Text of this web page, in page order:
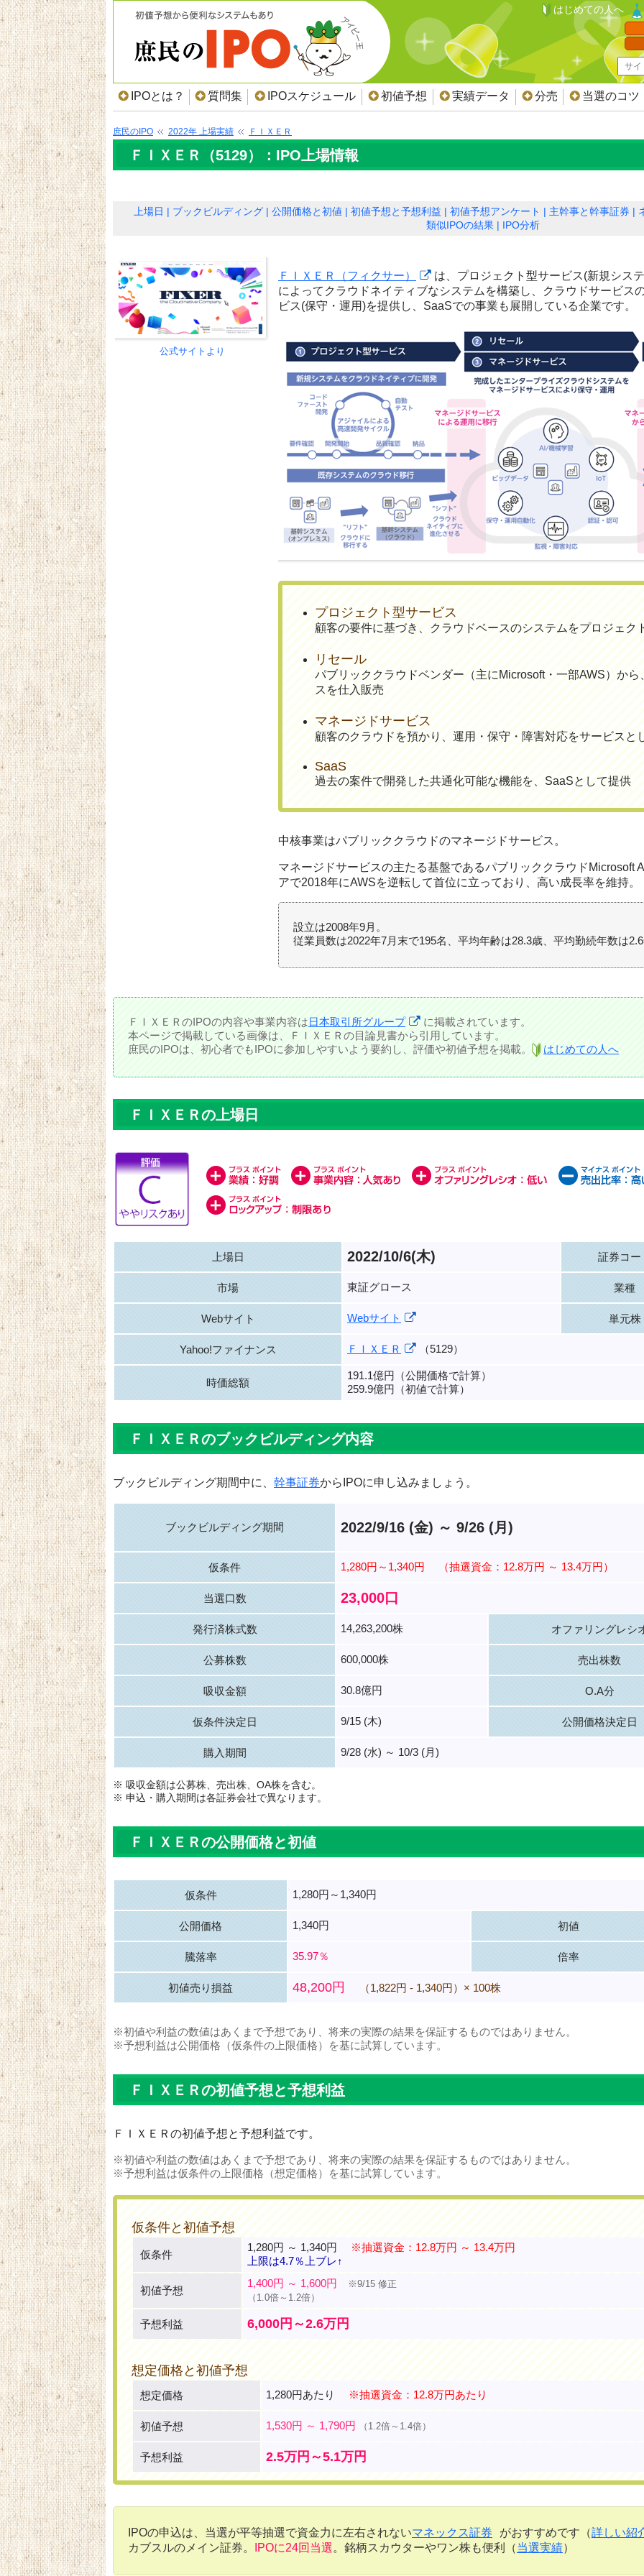
はじめての人へ
IPOとは？ 質問集 IPOスケジュール 初値予想 実績データ 分売 当選のコツ
庶民のIPO 2022年 上場実績 ＦＩＸＥＲ
ＦＩＸＥＲ（5129）：IPO上場情報
上場日 ブックビルディング 公開価格と初値 初値予想と予想利益 初値予想アンケート 主幹事と幹事証券
類似IPOの結果
IPO分析
公式サイトより
ＦＩＸＥＲ（フィクサー）
は、プロジェクト型サービス(新規シス
によってクラウドネイティブなシステムを構築し、クラウドサービス
ビス(保守・運用)を提供し、SaaSでの事業も展開している企業です。
プロジェクト型サービス
顧客の要件に基づき、クラウドベースのシステムをプロジェク
リセール
パブリッククラウドベンダー（主にMicrosoft・一部AWS）か
スを仕入販売
マネージドサービス
顧客のクラウドを預かり、運用・保守・障害対応をサービスと
SaaS
過去の案件で開発した共通化可能な機能を、SaaSとして提供
中核事業はパブリッククラウドのマネージドサービス。
マネージドサービスの主たる基盤であるパブリッククラウドMicrosoft
アで2018年にAWSを逆転して首位に立っており、高い成長率を維持。
設立は2008年9月。
従業員数は2022年7月末で195名、平均年齢は28.3歳、平均勤続年数は
ＦＩＸＥＲのIPOの内容や事業内容は日本取引所グループ
に掲載されています。
本ページで掲載している画像は、ＦＩＸＥＲの目論見書から引用しています。
庶民のIPOは、初心者でもIPOに参加しやすいよう要約し、評価や初値予想を掲載。
はじめての人へ
ＦＩＸＥＲの上場日
上場日 2022/10/6(木) 証券コー
市場 東証グロース 業種
Webサイト Webサイト 単元株
Yahoo!ファイナンス ＦＩＸＥＲ （5129）
時価総額
191.1億円（公開価格で計算）
259.9億円（初値で計算）
ＦＩＸＥＲのブックビルディング内容
ブックビルディング期間中に、 幹事証券からIPOに申し込みましょう。
ブックビルディング期間 2022/9/16 (金) ～ 9/26 (月)
仮条件 1,280円～1,340円 （抽選資金：12.8万円 ～ 13.4万円）
当選口数 23,000口
発行済株式数 14,263,200株 オファリングレシ
公募株数 600,000株 売出株数
吸収金額 30.8億円 O.A分
仮条件決定日 9/15 (木) 公開価格決定日
購入期間 9/28 (水) ～ 10/3 (月)
※ 吸収金額は公募株、売出株、OA株を含む。
※ 申込・購入期間は各証券会社で異なります。
ＦＩＸＥＲの公開価格と初値
仮条件 1,280円～1,340円
公開価格 1,340円 初値
騰落率 35.97％ 倍率
初値売り損益 48,200円 （1,822円 - 1,340円）× 100株
※初値や利益の数値はあくまで予想であり、将来の実際の結果を保証するものではありません。
※予想利益は公開価格（仮条件の上限価格）を基に試算しています。
ＦＩＸＥＲの初値予想と予想利益
ＦＩＸＥＲの初値予想と予想利益です。
※初値や利益の数値はあくまで予想であり、将来の実際の結果を保証するものではありません。
※予想利益は仮条件の上限価格（想定価格）を基に試算しています。
仮条件と初値予想
仮条件
1,280円 ～ 1,340円
※抽選資金：12.8万円 ～ 13.4万円
上限は4.7％上ブレ↑
初値予想
1,400円 ～ 1,600円
※9/15 修正
（1.0倍～1.2倍）
予想利益 6,000円～2.6万円
想定価格と初値予想
想定価格 1,280円あたり ※抽選資金：12.8万円あたり
初値予想 1,530円 ～ 1,790円 （1.2倍～1.4倍）
予想利益 2.5万円～5.1万円
IPOの申込は、当選が平等抽選で資金力に左右されないマネックス証券 がおすすめです（詳しい紹
カブスルのメイン証券。
IPOに24回当選。銘柄スカウターやワン株も便利（当選実績）